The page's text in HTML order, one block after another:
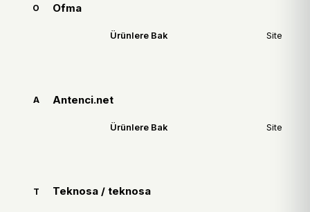
O Ofma
Ürünlere Bak Site
A Antenci.net
Ürünlere Bak Site
T Teknosa / teknosa